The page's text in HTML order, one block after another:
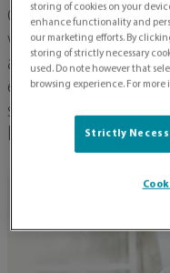
Giovedì 22 Aprile
webinar
appuntamento
esperienze e
supportare le
l’opportunità ed a
storing of cookies on your
enhance functionality and
our marketing efforts. By
storing of strictly necessary
used. Do note however that
browsing experience. For more
Strictly